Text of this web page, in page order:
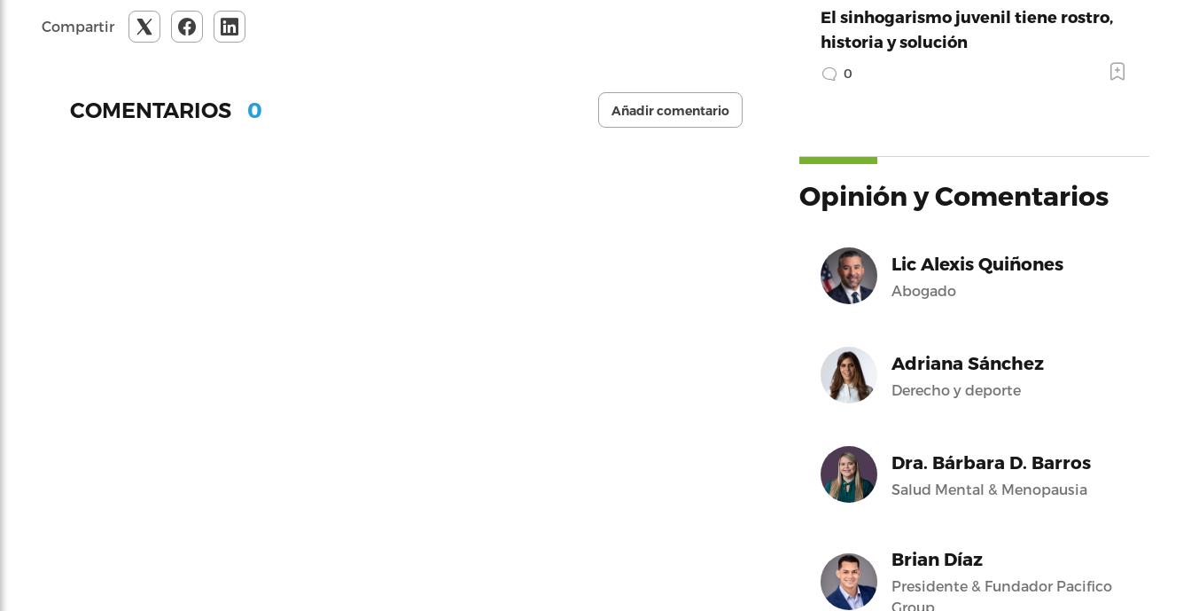
Compartir
COMENTARIOS 0 Añadir comentario
El sinhogarismo juvenil tiene rostro,
historia y solución
0
Opinión y Comentarios
Lic Alexis Quiñones
Abogado
Adriana Sánchez
Derecho y deporte
Dra. Bárbara D. Barros
Salud Mental & Menopausia
Brian Díaz
Presidente & Fundador Pacifico
Group